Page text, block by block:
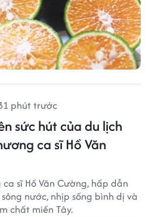
phút trước
sức hút của du lịch
ca sĩ Hồ Văn
sĩ Hồ Văn Cường, hấp dẫn
nước, nhịp sống bình dị và
chất miền Tây.